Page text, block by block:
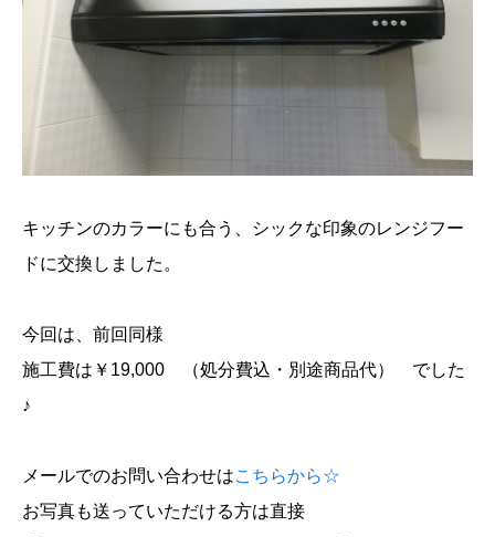
キッチンのカラーにも合う、シックな印象のレンジフー
ドに交換しました。
今回は、前回同様
施工費は￥19,000 （処分費込・別途商品代） でした
♪
メールでのお問い合わせはこちらから☆
お写真も送っていただける方は直接